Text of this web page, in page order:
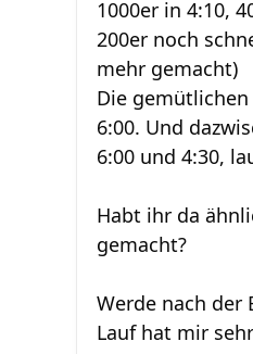
1000er in 4:10,
200er noch
mehr gemacht)
Die
6:00. Und
6:00 und 4:30,
Habt ihr da
gemacht?
Werde nach der
Lauf hat mir